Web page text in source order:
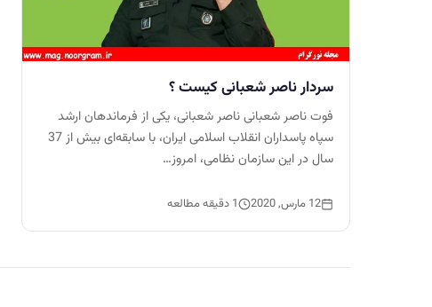
سردار ناصر شعبانی کیست ؟
فوت ناصر شعبانی ناصر شعبانی، یکی از فرماندهان ارشد
سپاه پاسداران انقلاب اسلامی ایران، با سابقه‌ای بیش از 37
سال در این سازمان نظامی، امروز…
12 مارس, 2020 1 دقیقه مطالعه